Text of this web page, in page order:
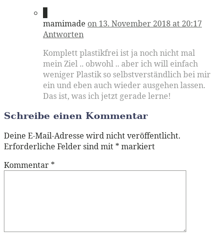
mamimade on 13. November 2018 at 20:17
Antworten
Komplett plastikfrei ist ja noch nicht mal
mein Ziel .. obwohl .. aber ich will einfach
weniger Plastik so selbstverständlich bei mir
ein und eben auch wieder ausgehen lassen.
Das ist, was ich jetzt gerade lerne!
Schreibe einen Kommentar
Deine E-Mail-Adresse wird nicht veröffentlicht.
Erforderliche Felder sind mit * markiert
Kommentar *